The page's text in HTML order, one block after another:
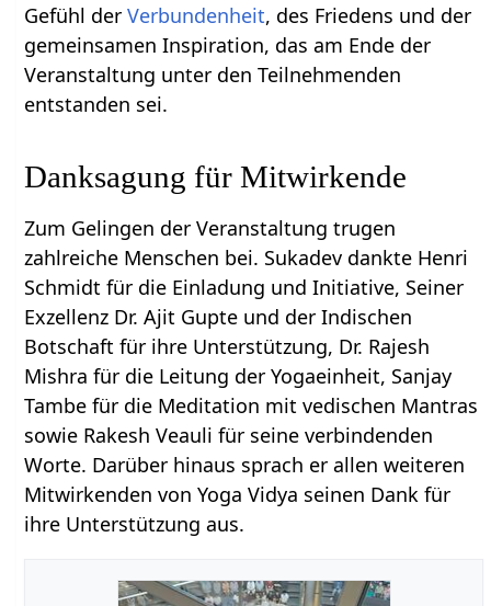
Gefühl derVerbundenheit, des Friedens und der
gemeinsamen Inspiration, das am Ende der
Veranstaltung unter den Teilnehmenden
entstanden sei.
Danksagung für Mitwirkende
Zum Gelingen der Veranstaltung trugen
zahlreiche Menschen bei. Sukadev dankte Henri
Schmidt für die Einladung und Initiative, Seiner
Exzellenz Dr. Ajit Gupte und der Indischen
Botschaft für ihre Unterstützung, Dr. Rajesh
Mishra für die Leitung der Yogaeinheit, Sanjay
Tambe für die Meditation mit vedischen Mantras
sowie Rakesh Veauli für seine verbindenden
Worte. Darüber hinaus sprach er allen weiteren
Mitwirkenden von Yoga Vidya seinen Dank für
ihre Unterstützung aus.